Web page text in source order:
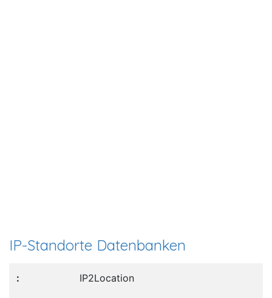
IP-Standorte Datenbanken
IP2Location